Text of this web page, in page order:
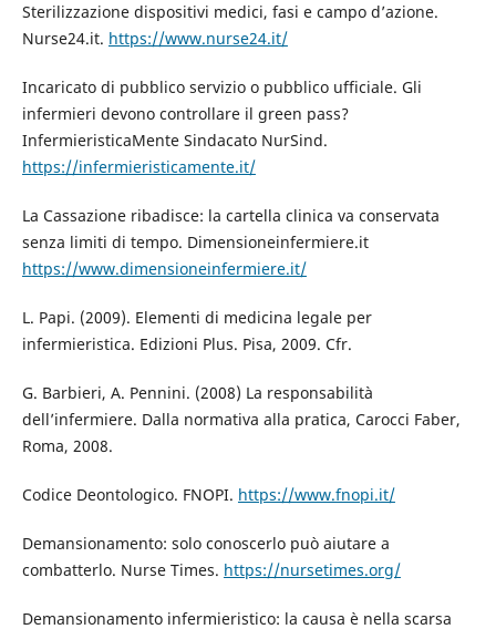
Sterilizzazione dispositivi medici, fasi e campo d’azione.
Nurse24.it. https://www.nurse24.it/
Incaricato di pubblico servizio o pubblico ufficiale. Gli
infermieri devono controllare il green pass?
InfermieristicaMente Sindacato NurSind.
https://infermieristicamente.it/
La Cassazione ribadisce: la cartella clinica va conservata
senza limiti di tempo. Dimensioneinfermiere.it
https://www.dimensioneinfermiere.it/
L. Papi. (2009). Elementi di medicina legale per
infermieristica. Edizioni Plus. Pisa, 2009. Cfr.
G. Barbieri, A. Pennini. (2008) La responsabilità
dell’infermiere. Dalla normativa alla pratica, Carocci Faber,
Roma, 2008.
Codice Deontologico. FNOPI. https://www.fnopi.it/
Demansionamento: solo conoscerlo può aiutare a
combatterlo. Nurse Times. https://nursetimes.org/
Demansionamento infermieristico: la causa è nella scarsa